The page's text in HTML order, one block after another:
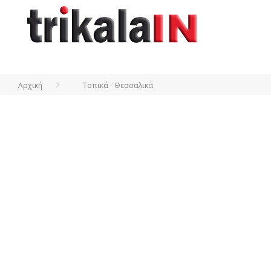
Αρχική Τοπικά - Θεσσαλικά